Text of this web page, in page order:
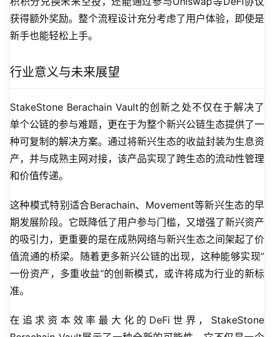
获得额外奖励。整个流程设计充分考虑了用户体验，即使是
新手也能轻松上手。
行业意义与未来展望
StakeStone Berachain Vault的创新之处不仅在于解决了
单个公链的参与难题，更在于为整个新兴公链生态提供了一
种可复制的解决方案。通过将新兴生态的收益封装为生息资
产，并与成熟主网对接，该产品实现了跨生态的流动性管理
和价值传递。
这种模式特别适合Berachain、Movement等新兴生态的早
期发展阶段。它既降低了用户参与门槛，又增强了新兴资产
的吸引力，更重要的是在成熟网络与新兴生态之间架起了价
值流通的桥梁。随着更多新兴公链的出现，这种能够实现”
一份资产，多重收益”的创新模式，或许将成为行业的新标
准。
在追求资本效率最大化的DeFi世界，StakeStone